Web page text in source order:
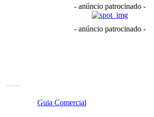
- anúncio patrocinado -
- anúncio patrocinado -
Guia Comercial